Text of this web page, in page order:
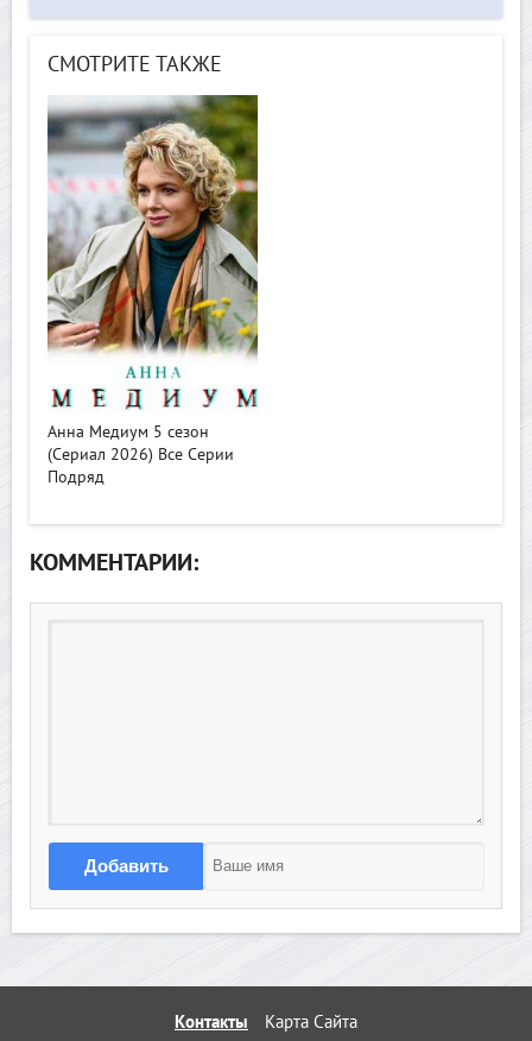
СМОТРИТЕ ТАКЖЕ
>
Анна Медиум 5 сезон
(Сериал 2026) Все Серии
Подряд
КОММЕНТАРИИ:
Добавить
Контакты Карта Сайта